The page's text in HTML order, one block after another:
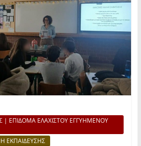
| ΕΠΙΔΟΜΑ ΕΛΑΧΙΣΤΟΥ ΕΓΓΥΗΜΕΝΟΥ
ΕΚΠΑΙΔΕΥΣΗΣ